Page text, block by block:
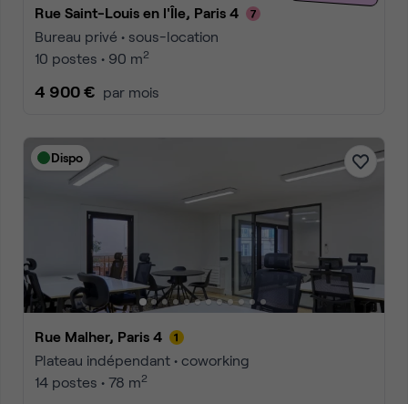
Rue Saint-Louis en l'Île, Paris 4
Bureau privé • sous-location
10 postes • 90 m2
4 900 € par mois
Dispo
Rue Malher, Paris 4
Plateau indépendant • coworking
14 postes • 78 m2